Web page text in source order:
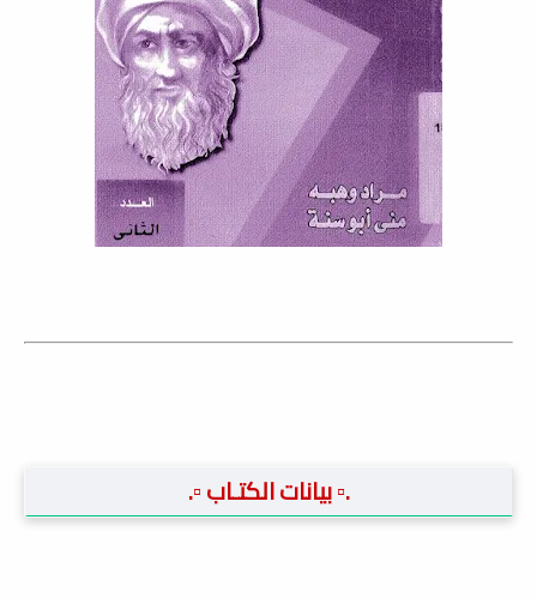
.▫️ بيانات الكتـاب ▫️.